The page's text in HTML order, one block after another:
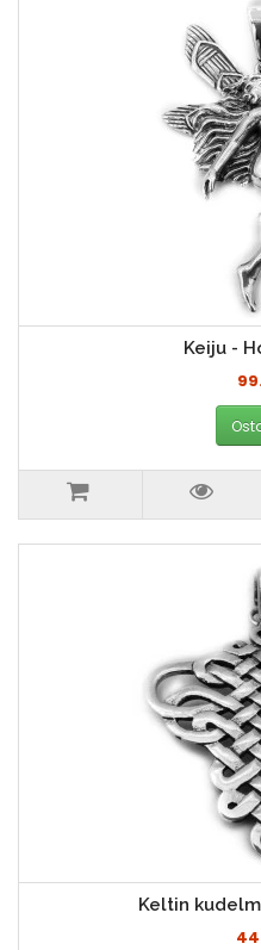
Keiju -
Keltin